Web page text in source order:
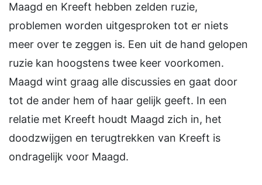
Maagd en Kreeft hebben zelden ruzie,
problemen worden uitgesproken tot er niets
meer over te zeggen is. Een uit de hand gelopen
ruzie kan hoogstens twee keer voorkomen.
Maagd wint graag alle discussies en gaat door
tot de ander hem of haar gelijk geeft. In een
relatie met Kreeft houdt Maagd zich in, het
doodzwijgen en terugtrekken van Kreeft is
ondragelijk voor Maagd.